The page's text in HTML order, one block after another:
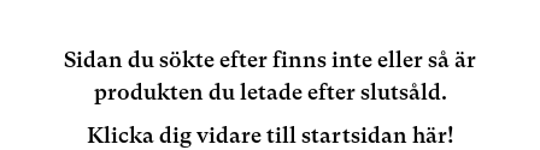
Sidan du sökte efter finns inte eller så är
produkten du letade efter slutsåld.
Klicka dig vidare till startsidan här!